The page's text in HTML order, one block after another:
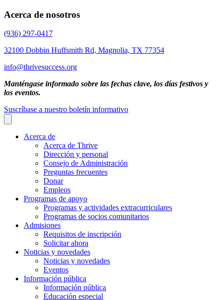
Acerca de nosotros
(936) 297-0417
32100 Dobbin Huffsmith Rd, Magnolia, TX 77354
info@thrivesuccess.org
Manténgase informado sobre las fechas clave, los días festivos y
los eventos.
Suscríbase a nuestro boletín informativo
Acerca de
Acerca de Thrive
Dirección y personal
Consejo de Administración
Preguntas frecuentes
Donar
Empleos
Programas de apoyo
Programas y actividades extracurriculares
Programas de socios comunitarios
Admisiones
Requisitos de inscripción
Solicitar ahora
Noticias y novedades
Noticias y novedades
Eventos
Información pública
Información pública
Educación especial